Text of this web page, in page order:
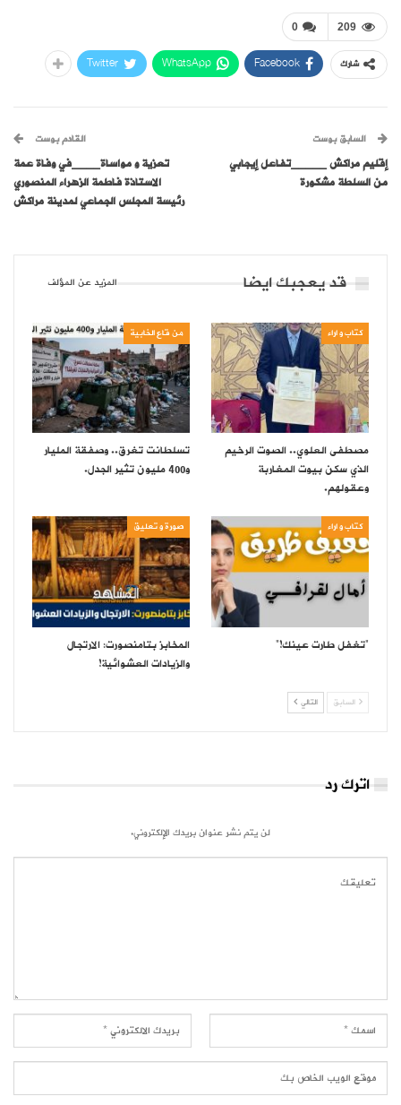
0 209
شارك Facebook
WhatsApp
Twitter
السابق بوست
إقليم مراكش _____تفاعل إيجابي
من السلطة مشكورة
القادم بوست
تعزية و مواساة____في وفاة عمة
الاستاذة فاطمة الزهراء المنصوري
رئيسة المجلس الجماعي لمدينة مراكش
قد يعجبك ايضا المزيد عن المؤلف
كتاب و اراء
مصطفى العلوي.. الصوت الرخيم
الذي سكن بيوت المغاربة
وعقولهم.
من قاع الخابية
تسلطانت تغرق.. وصفقة المليار
و400 مليون تثير الجدل.
كتاب و اراء
“تغفل طارت عينك!”
صورة و تعليق
المخابز بتامنصورت: الارتجال
والزيادات العشوائية!
السابق التالي
اترك رد
لن يتم نشر عنوان بريدك الإلكتروني.